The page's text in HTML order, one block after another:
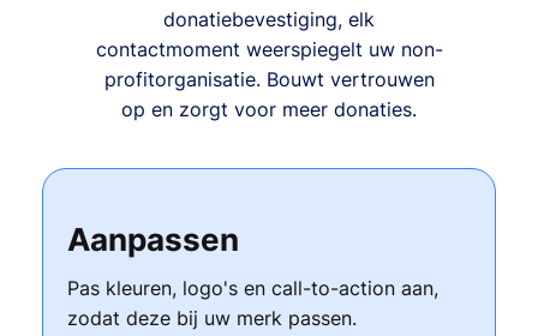
donatiebevestiging, elk
contactmoment weerspiegelt uw non-
profitorganisatie. Bouwt vertrouwen
op en zorgt voor meer donaties.
Aanpassen
Pas kleuren, logo's en call-to-action aan,
zodat deze bij uw merk passen.